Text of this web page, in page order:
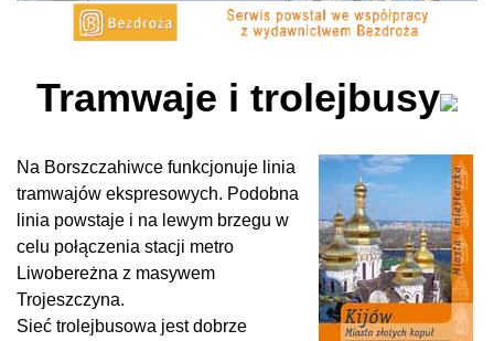
Tramwaje i trolejbusy
Na Borszczahiwce funkcjonuje linia
tramwajów ekspresowych. Podobna
linia powstaje i na lewym brzegu w
celu połączenia stacji metro
Liwobereżna z masywem
Trojeszczyna.
Sieć trolejbusowa jest dobrze